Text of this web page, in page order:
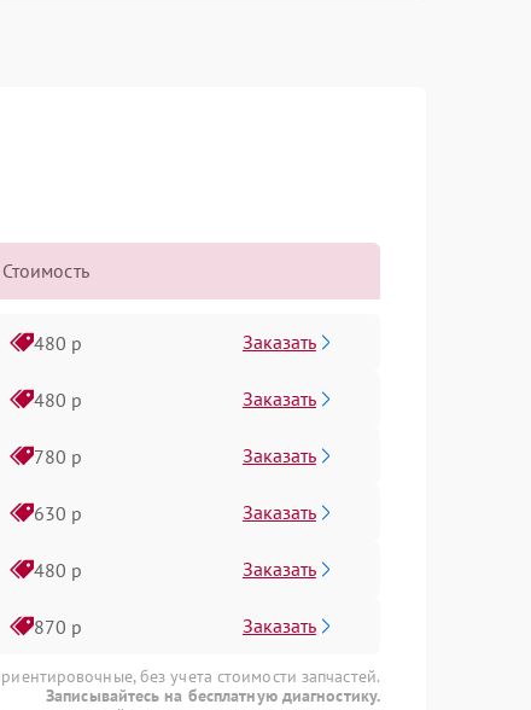
Стоимость
480 р Заказать
480 р Заказать
780 р Заказать
630 р Заказать
480 р Заказать
870 р Заказать
без учета стоимости запчастей.
Записывайтесь на бесплатную диагностику.